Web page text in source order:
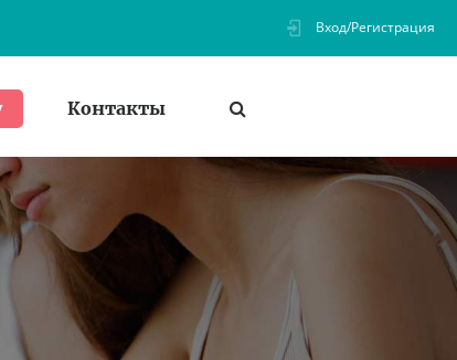
Вход/Регистрация
Контакты